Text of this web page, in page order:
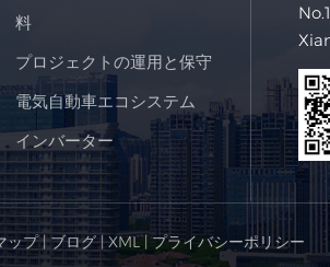
料
プロジェクトの運用と保守
電気自動車エコシステム
インバーター
ップ|ブログ|XML|プライバシーポリシー